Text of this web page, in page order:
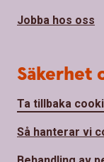
Jobba hos oss
Säkerhet
Ta tillbaka
Så hanterar vi